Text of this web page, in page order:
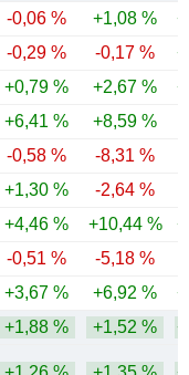
-0,06 % +1,08 %
-0,29 % -0,17 %
+0,79 % +2,67 %
+6,41 %
+8,59 %
-0,58 % -8,31 %
+1,30 % -2,64 %
+4,46 % +10,44 %
-0,51 % -5,18 %
+3,67 % +6,92 %
+1,88 % +1,52 %